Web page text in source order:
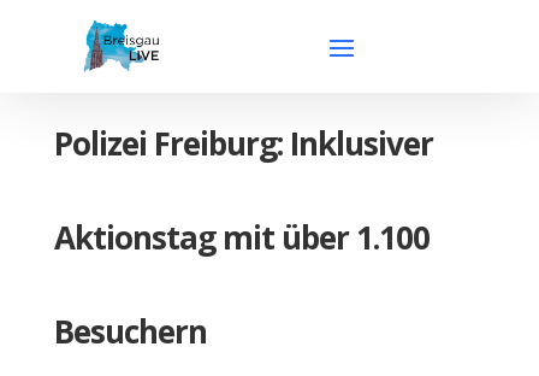
Polizei Freiburg: Inklusiver
Aktionstag mit über 1.100
Besuchern